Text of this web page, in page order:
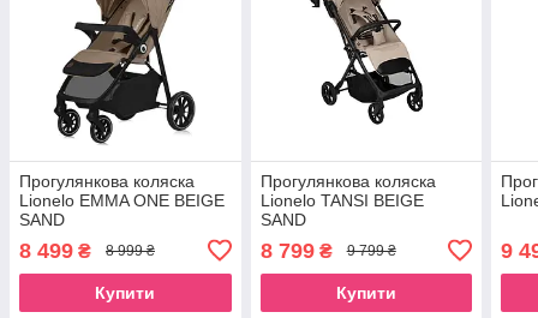
Прогулянкова коляска
Lionelo EMMA ONE BEIGE
SAND
8 499 ₴ 8 999 ₴
Купити
Прогулянкова коляска
Lionelo TANSI BEIGE
SAND
8 799₴ 9 799 ₴
Купити
9